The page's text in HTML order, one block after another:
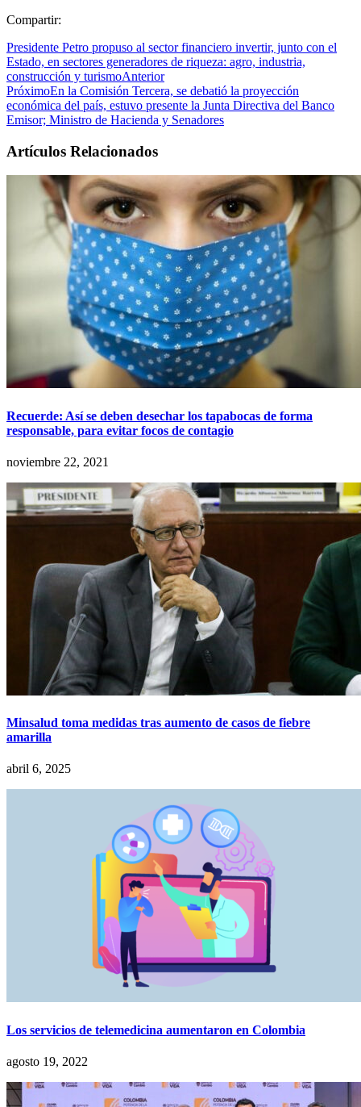
Compartir:
Presidente Petro propuso al sector financiero invertir, junto con el
Estado, en sectores generadores de riqueza: agro, industria,
construcción y turismoAnterior
PróximoEn la Comisión Tercera, se debatió la proyección
económica del país, estuvo presente la Junta Directiva del Banco
Emisor; Ministro de Hacienda y Senadores
Artículos Relacionados
Recuerde: Así se deben desechar los tapabocas de forma
responsable, para evitar focos de contagio
noviembre 22, 2021
Minsalud toma medidas tras aumento de casos de fiebre
amarilla
abril 6, 2025
Los servicios de telemedicina aumentaron en Colombia
agosto 19, 2022